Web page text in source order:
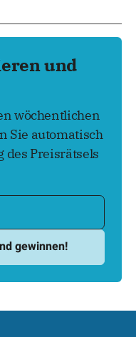
und
wöchentlichen
Sie automatisch
des Preisrätsels